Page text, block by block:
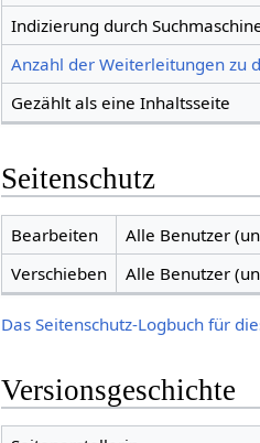
Indizierung durch
Anzahl der Weiterleitungen zu
Gezählt als eine Inhaltsseite
Seitenschutz
Bearbeiten
Alle Benutzer
Verschieben
Alle Benutzer
Das Seitenschutz-Logbuch für
Versionsgeschichte